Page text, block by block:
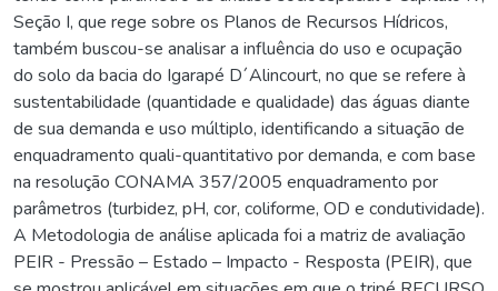
Seção I, que rege sobre os Planos de Recursos Hídricos,
também buscou-se analisar a influência do uso e ocupação
do solo da bacia do Igarapé D´Alincourt, no que se refere à
sustentabilidade (quantidade e qualidade) das águas diante
de sua demanda e uso múltiplo, identificando a situação de
enquadramento quali-quantitativo por demanda, e com base
na resolução CONAMA 357/2005 enquadramento por
parâmetros (turbidez, pH, cor, coliforme, OD e condutividade).
A Metodologia de análise aplicada foi a matriz de avaliação
PEIR - Pressão – Estado – Impacto - Resposta (PEIR), que